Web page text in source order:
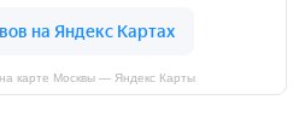
карте Москвы — Яндекс Карты